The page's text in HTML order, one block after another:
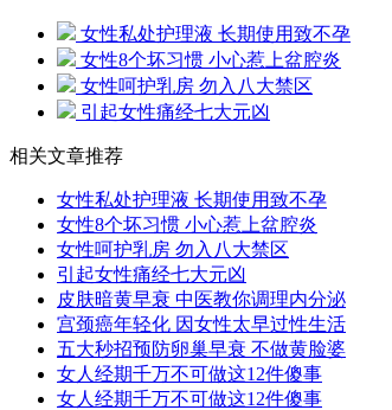
女性私处护理液 长期使用致不孕
女性8个坏习惯 小心惹上盆腔炎
女性呵护乳房 勿入八大禁区
引起女性痛经七大元凶
相关文章推荐
女性私处护理液 长期使用致不孕
女性8个坏习惯 小心惹上盆腔炎
女性呵护乳房 勿入八大禁区
引起女性痛经七大元凶
皮肤暗黄早衰 中医教你调理内分泌
宫颈癌年轻化 因女性太早过性生活
五大秒招预防卵巢早衰 不做黄脸婆
女人经期千万不可做这12件傻事
女人经期千万不可做这12件傻事